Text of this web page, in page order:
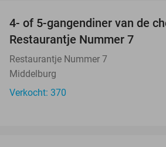
4- of 5-gangendiner van de
Restaurantje Nummer 7
Restaurantje Nummer 7
Middelburg
Verkocht: 370